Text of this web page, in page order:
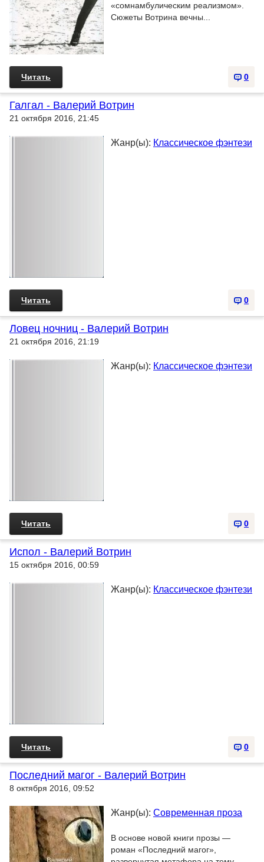
«сомнамбулическим реализмом».
Сюжеты Вотрина вечны...
0
Читать
Галгал - Валерий Вотрин
21 октября 2016, 21:45
Жанр(ы): Классическое фэнтези
0
Читать
Ловец ночниц - Валерий Вотрин
21 октября 2016, 21:19
Жанр(ы): Классическое фэнтези
0
Читать
Испол - Валерий Вотрин
15 октября 2016, 00:59
Жанр(ы): Классическое фэнтези
0
Читать
Последний магог - Валерий Вотрин
8 октября 2016, 09:52
Жанр(ы): Современная проза
В основе новой книги прозы —
роман «Последний магог»,